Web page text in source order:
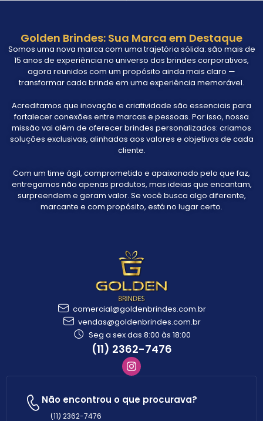
Golden Brindes: Sua Marca em Destaque
Somos uma nova marca com uma trajetória sólida: são mais de
15 anos de experiência no universo dos brindes corporativos,
agora reunidos com um propósito ainda mais claro —
transformar cada brinde em uma experiência memorável.
Acreditamos que inovação e criatividade são essenciais para
fortalecer conexões entre marcas e pessoas. Por isso, nossa
missão vai além de oferecer brindes personalizados: criamos
soluções exclusivas, alinhadas aos valores e objetivos de cada
cliente.
Com um time ágil, comprometido e apaixonado pelo que faz,
entregamos não apenas produtos, mas ideias que encantam,
surpreendem e geram valor. Se você busca algo diferente,
marcante e com propósito, está no lugar certo.
comercial@goldenbrindes.com.br
vendas@goldenbrindes.com.br
Seg a sex das 8:00 às 18:00
(11) 2362-7476
Não encontrou o que procurava?
(11) 2362-7476